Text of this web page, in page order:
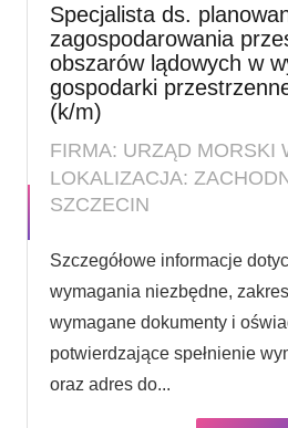
Specjalista ds.
zagospodarowania
obszarów lądowych w
gospodarki
(k/m)
FIRMA: URZĄD MORSKI
LOKALIZACJA:
SZCZECIN
Szczegółowe informacje
wymagania niezbędne,
wymagane dokumenty i
potwierdzające spełnienie
oraz adres do...